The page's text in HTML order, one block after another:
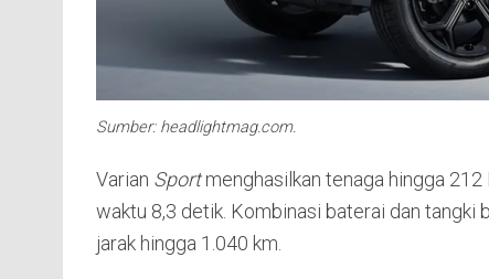
Sumber: headlightmag.com.
Varian Sportmenghasilkan tenaga hingga
waktu 8,3 detik. Kombinasi baterai dan tangki
jarak hingga 1.040 km.